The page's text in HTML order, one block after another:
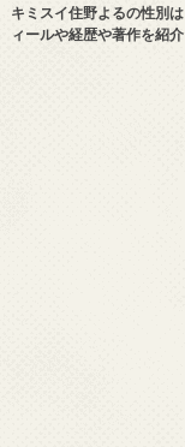
キミスイ住野よるの性別
ィールや経歴や著作を紹介